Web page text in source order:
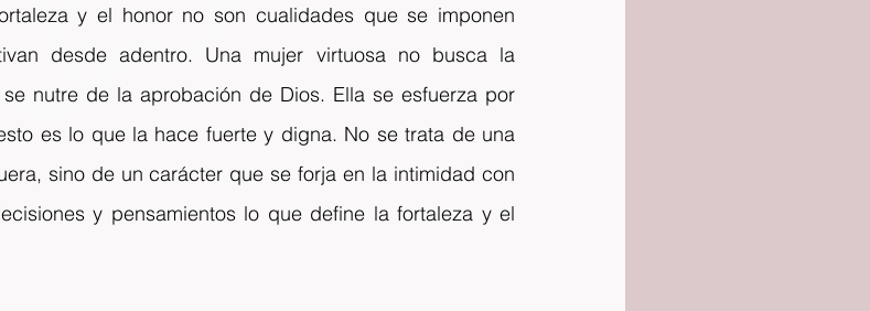
y el honor no son cualidades que se imponen
desde adentro. Una mujer virtuosa no busca la
nutre de la aprobación de Dios. Ella se esfuerza por
es lo que la hace fuerte y digna. No se trata de una
sino de un carácter que se forja en la intimidad con
y pensamientos lo que define la fortaleza y el